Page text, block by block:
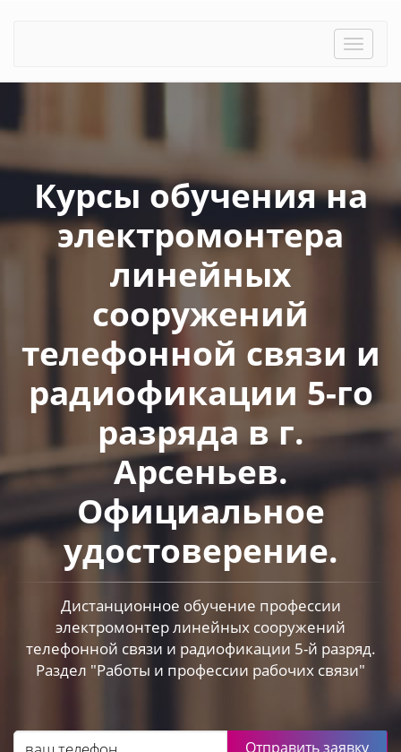
Toggle
Курсы обучения на
электромонтера
линейных
сооружений
телефонной связи и
радиофикации 5-го
разряда в г.
Арсеньев.
Официальное
удостоверение.
Дистанционное обучение профессии
электромонтер линейных сооружений
телефонной связи и радиофикации 5-й разряд.
Раздел "Работы и профессии рабочих связи"
Отправить заявку